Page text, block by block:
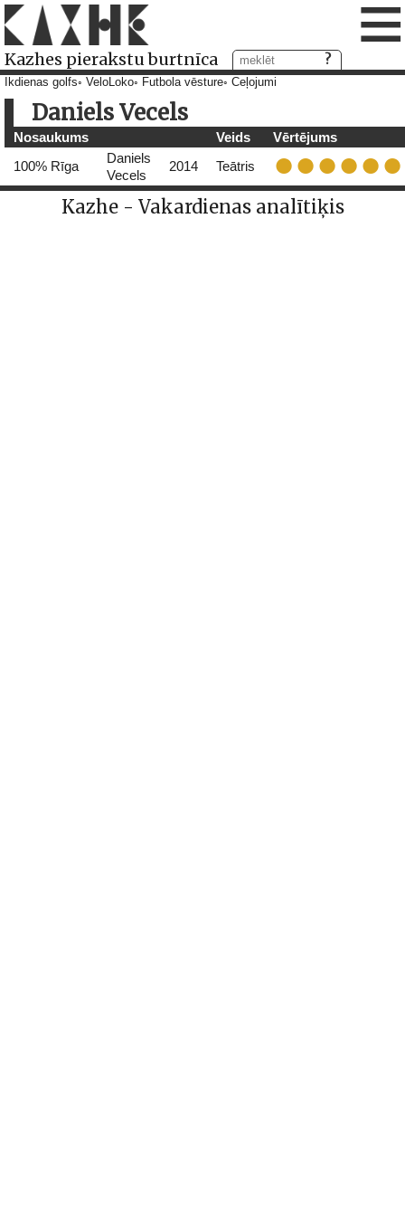
Kazhes pierakstu burtnīca ≡
Ikdienas golfs VeloLoko Futbola vēsture Ceļojumi
Daniels Vecels
Nosaukums Veids
Vērtējums
100% Rīga
Daniels
Vecels
2014 Teātris
Kazhe - Vakardienas analītiķis